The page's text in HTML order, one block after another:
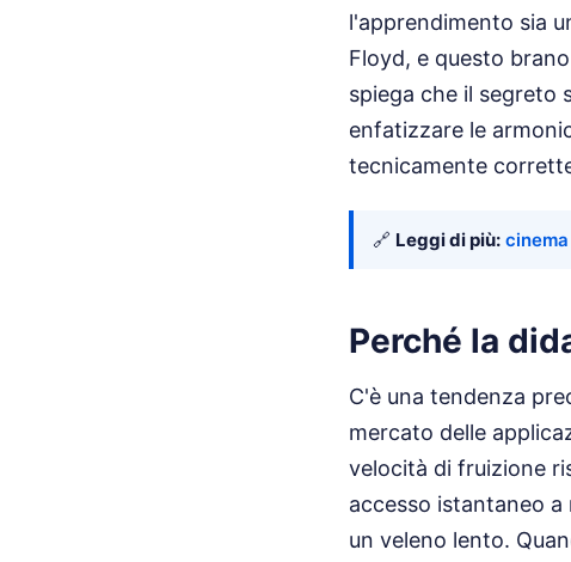
l'apprendimento sia
Floyd, e questo
spiega che il segreto
enfatizzare le
tecnicamente
🔗 Leggi di più:
Perché la
C'è una tendenza
mercato delle
velocità di fruizione
accesso istantaneo
un veleno lento.